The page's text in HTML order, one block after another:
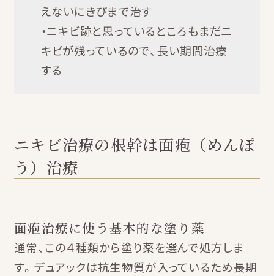
えないにきびまで治す
・ニキビ跡と思っているところもまだニ
キビが残っているので、長い期間治療
する
ニキビ治療の根幹は面疱（めんぽ
う）治療
面疱治療に使う基本的な塗り薬
通常、この４種類から塗り薬を選んで処方しま
す。デュアックは抗生物質が入っているため長期